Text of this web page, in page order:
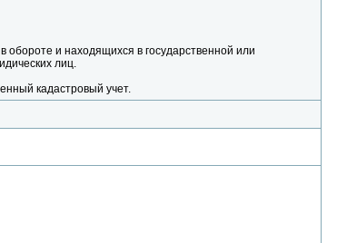
обороте и находящихся в государственной или
лиц.
кадастровый учет.